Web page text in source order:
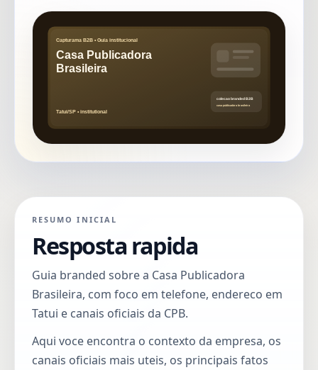
RESUMO INICIAL
Resposta rapida
Guia branded sobre a Casa Publicadora
Brasileira, com foco em telefone, endereco em
Tatui e canais oficiais da CPB.
Aqui voce encontra o contexto da empresa, os
canais oficiais mais uteis, os principais fatos